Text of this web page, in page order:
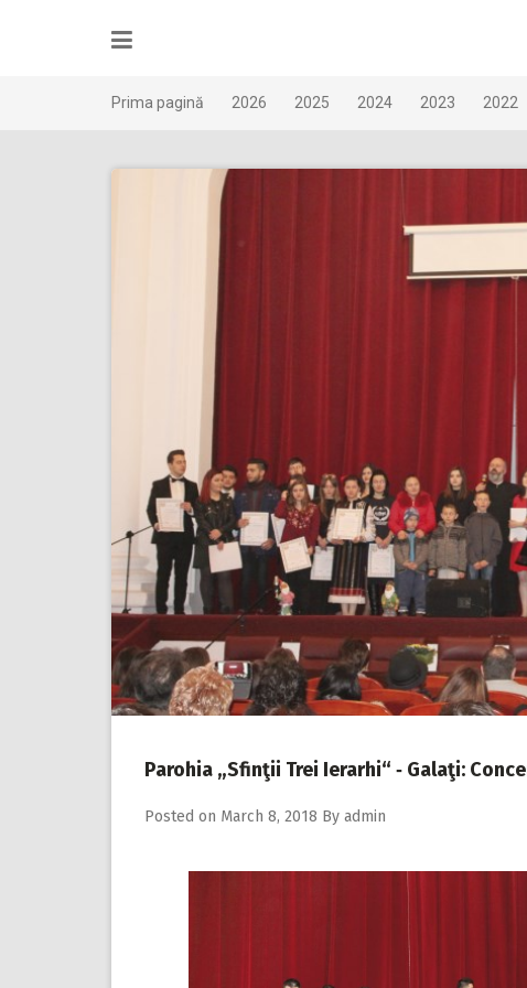
Prima pagină 2026 2025 2024 2023 2022
Parohia „Sfinţii Trei Ierarhi“ ‑ Galaţi:
Posted on March 8, 2018 By admin